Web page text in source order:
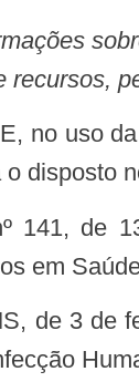
recursos,
disposto
em